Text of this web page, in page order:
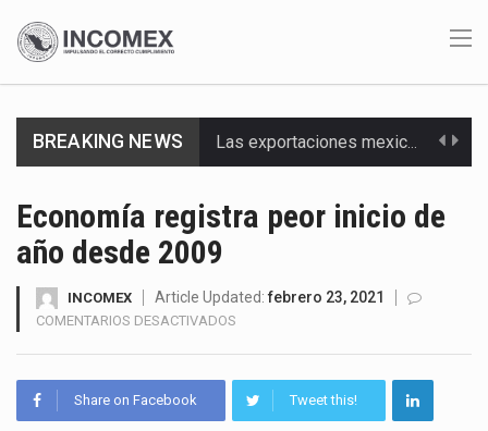
BREAKING NEWS Las exportaciones mexicanas de vehículos ligeros disminuyeron 9.67 % en julio a tasa anual, alcanzando…
Solo el 17.8 % de las empresas en México se considera totalmente preparada para la…
Los créditos fiscales determinados a empresas IMMEX rara vez nacen de una interpretación equivocada de…
Economía registra peor inicio de
año desde 2009
INCOMEX Article Updated:febrero 23, 2021
COMENTARIOS DESACTIVADOS
INICIO
Share on Facebook Tweet this!